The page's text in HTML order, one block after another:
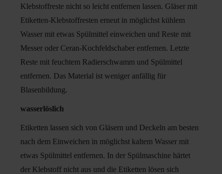
Klebstoffreste nicht so leicht entfernen lassen. Gläser mit
Etiketten-Klebstoffresten erneut in möglichst kühlem
Wasser mit etwas Spülmittel einweichen und Reste mit
Messer oder Ceran-Kochfeldschaber entfernen. Letzte
Reste mit feuchtem Radierschwamm und Spülmittel
entfernen. Das Material ist weniger anfällig für
Blasenbildung.
wasserlöslich
Etiketten lassen sich von Gläsern und Deckeln am besten
nach dem Einweichen in möglichst kaltem Wasser mit
etwas Spülmittel entfernen. In der Spülmaschine härtet
der Klebstoff nicht aus und die Etiketten lösen sich